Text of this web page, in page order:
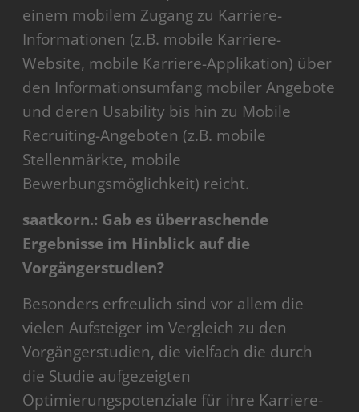
einem mobilem Zugang zu Karriere-
Informationen (z.B. mobile Karriere-
Website, mobile Karriere-Applikation) über
den Informationsumfang mobiler Angebote
und deren Usability bis hin zu Mobile
Recruiting-Angeboten (z.B. mobile
Stellenmärkte, mobile
Bewerbungsmöglichkeit) reicht.
saatkorn.: Gab es überraschende
Ergebnisse im Hinblick auf die
Vorgängerstudien?
Besonders erfreulich sind vor allem die
vielen Aufsteiger im Vergleich zu den
Vorgängerstudien, die vielfach die durch
die Studie aufgezeigten
Optimierungspotenziale für ihre Karriere-